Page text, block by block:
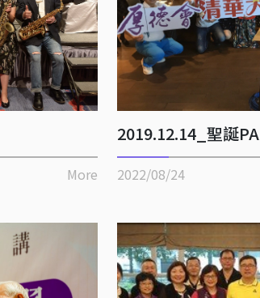
More
2019.12.14_聖誕PA
2022/08/24